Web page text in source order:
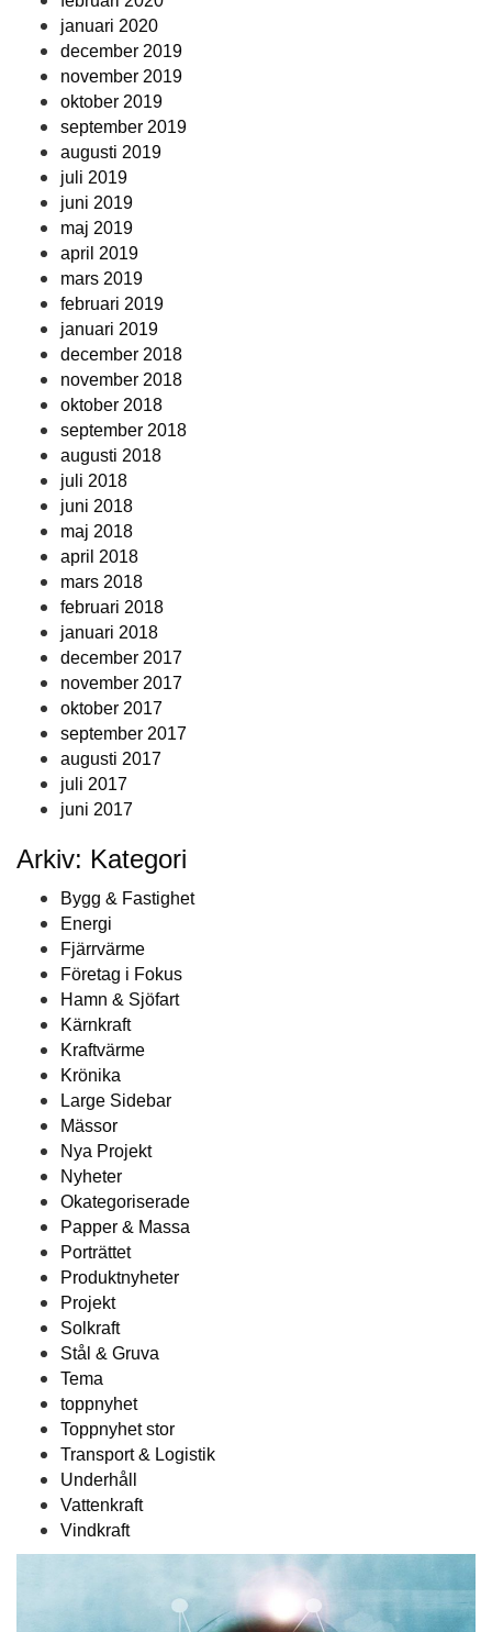
januari 2020
december 2019
november 2019
oktober 2019
september 2019
augusti 2019
juli 2019
juni 2019
maj 2019
april 2019
mars 2019
februari 2019
januari 2019
december 2018
november 2018
oktober 2018
september 2018
augusti 2018
juli 2018
juni 2018
maj 2018
april 2018
mars 2018
februari 2018
januari 2018
december 2017
november 2017
oktober 2017
september 2017
augusti 2017
juli 2017
juni 2017
Arkiv: Kategori
Bygg & Fastighet
Energi
Fjärrvärme
Företag i Fokus
Hamn & Sjöfart
Kärnkraft
Kraftvärme
Krönika
Large Sidebar
Mässor
Nya Projekt
Nyheter
Okategoriserade
Papper & Massa
Porträttet
Produktnyheter
Projekt
Solkraft
Stål & Gruva
Tema
toppnyhet
Toppnyhet stor
Transport & Logistik
Underhåll
Vattenkraft
Vindkraft